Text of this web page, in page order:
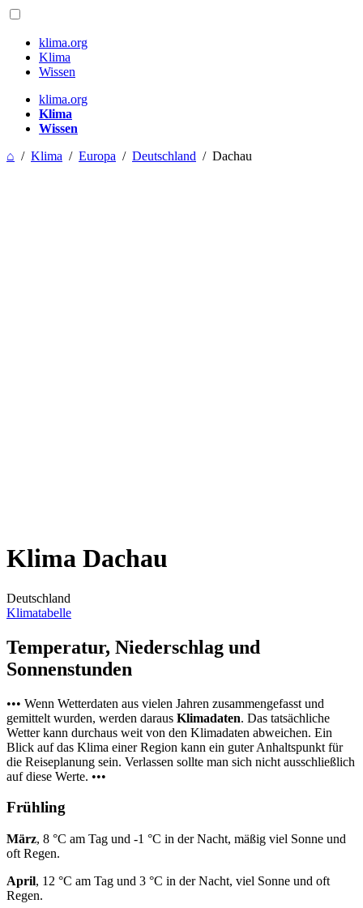
klima.org
Klima
Wissen
klima.org
Klima
Wissen
⌂ / Klima / Europa / Deutschland / Dachau
Klima Dachau
Deutschland
Klimatabelle
Temperatur, Niederschlag und
Sonnenstunden
••• Wenn Wetterdaten aus vielen Jahren zusammengefasst und
gemittelt wurden, werden daraus Klimadaten. Das tatsächliche
Wetter kann durchaus weit von den Klimadaten abweichen. Ein
Blick auf das Klima einer Region kann ein guter Anhaltspunkt für
die Reiseplanung sein. Verlassen sollte man sich nicht ausschließlich
auf diese Werte. •••
Frühling
März, 8 °C am Tag und -1 °C in der Nacht, mäßig viel Sonne und
oft Regen.
April, 12 °C am Tag und 3 °C in der Nacht, viel Sonne und oft
Regen.